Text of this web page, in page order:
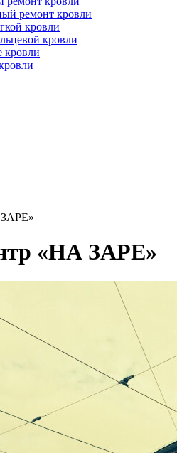
ремонт кровли
кровли
кровли
кровли
«НА ЗАРЕ»